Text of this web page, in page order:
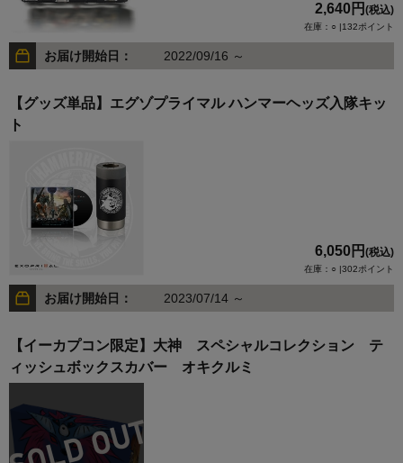
2,640円 (税込)
在庫：○ |132ポイント
お届け開始日： 2022/09/16 ～
【グッズ単品】エグゾプライマル ハンマーヘッズ入隊キッ
ト
6,050円 (税込)
在庫：○ |302ポイント
お届け開始日： 2023/07/14 ～
【イーカプコン限定】大神 スペシャルコレクション テ
ィッシュボックスカバー オキクルミ